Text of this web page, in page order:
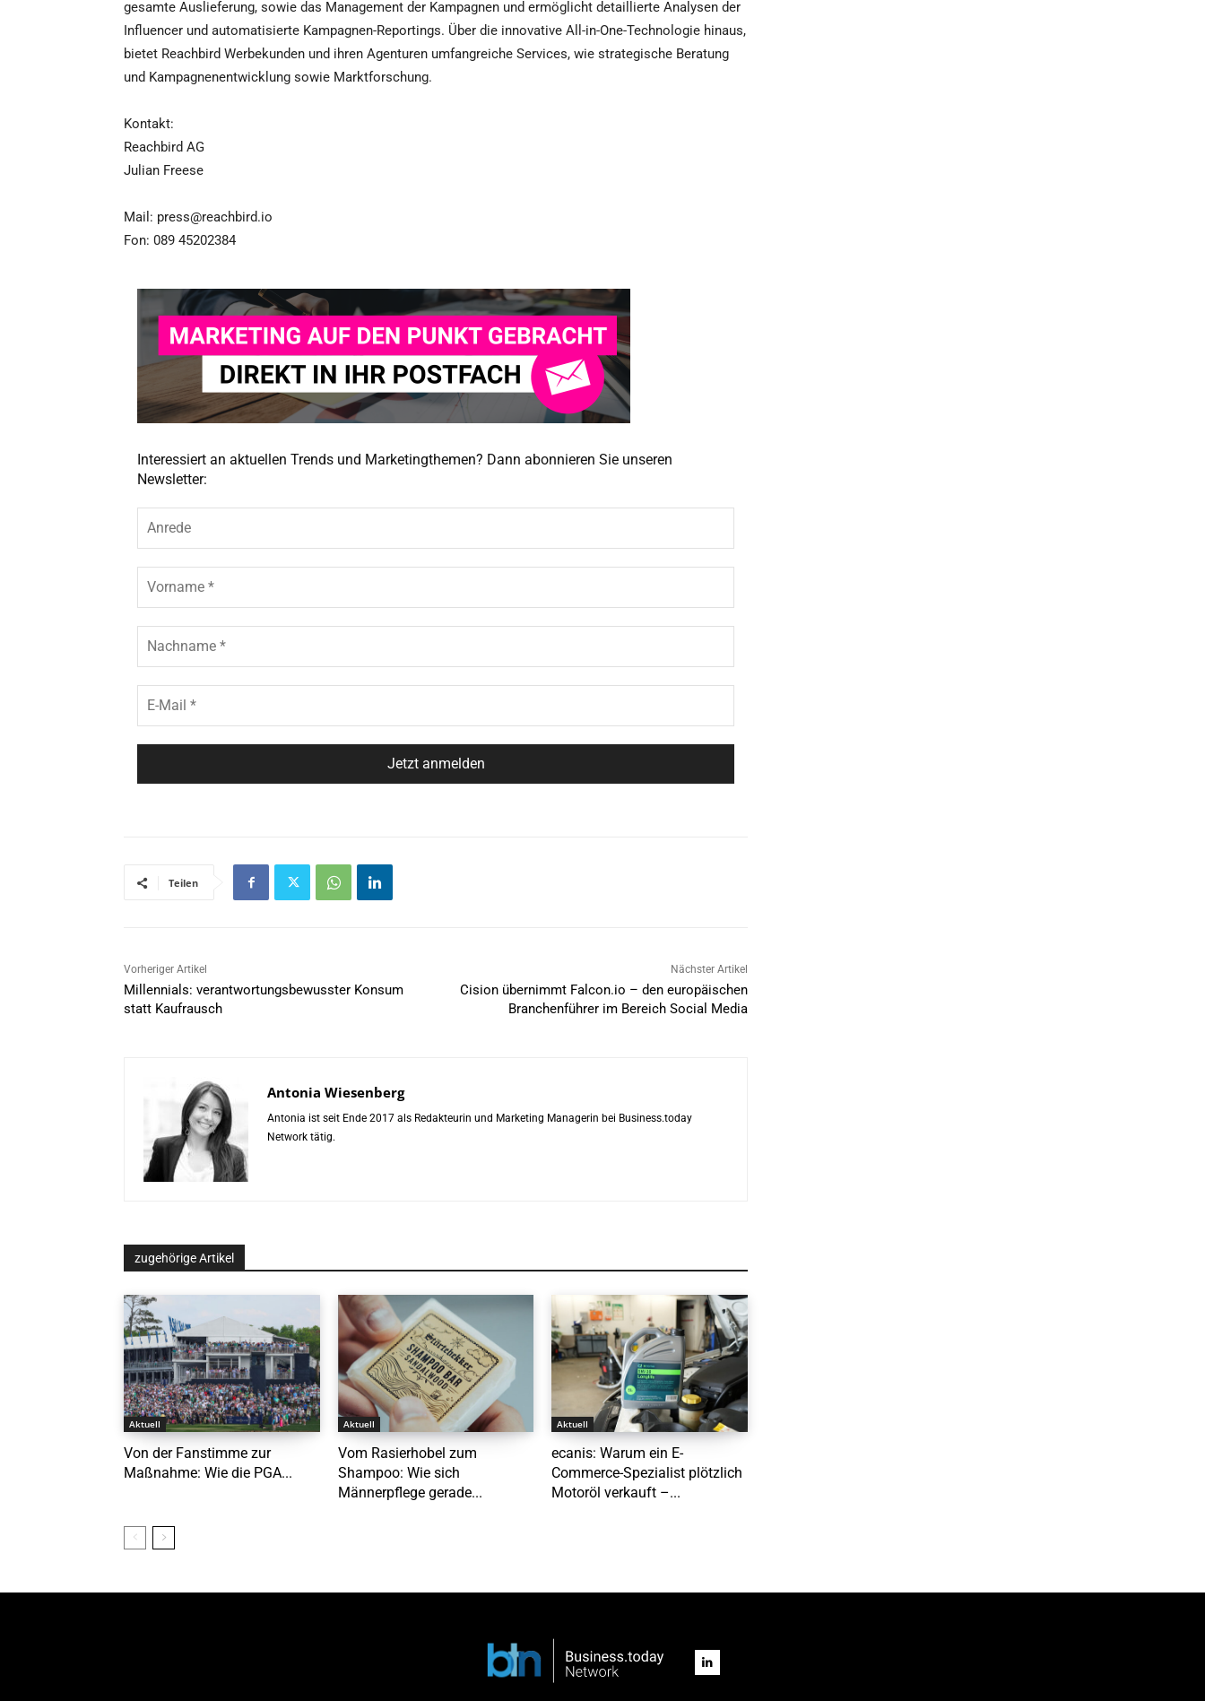
gesamte Auslieferung, sowie das Management der Kampagnen und ermöglicht detaillierte Analysen der
Influencer und automatisierte Kampagnen-Reportings. Über die innovative All-in-One-Technologie hinaus,
bietet Reachbird Werbekunden und ihren Agenturen umfangreiche Services, wie strategische Beratung
und Kampagnenentwicklung sowie Marktforschung.
Kontakt:
Reachbird AG
Julian Freese
Mail: press@reachbird.io
Fon: 089 45202384
Interessiert an aktuellen Trends und Marketingthemen? Dann abonnieren Sie unseren
Newsletter:
Teilen
Vorheriger Artikel
Millennials: verantwortungsbewusster Konsum
statt Kaufrausch
Nächster Artikel
Cision übernimmt Falcon.io – den europäischen
Branchenführer im Bereich Social Media
Antonia Wiesenberg
Antonia ist seit Ende 2017 als Redakteurin und Marketing Managerin bei Business.today
Network tätig.
zugehörige Artikel
Aktuell
Von der Fanstimme zur
Maßnahme: Wie die PGA...
Aktuell
Vom Rasierhobel zum
Shampoo: Wie sich
Männerpflege gerade...
Aktuell
ecanis: Warum ein E-
Commerce-Spezialist plötzlich
Motoröl verkauft –...